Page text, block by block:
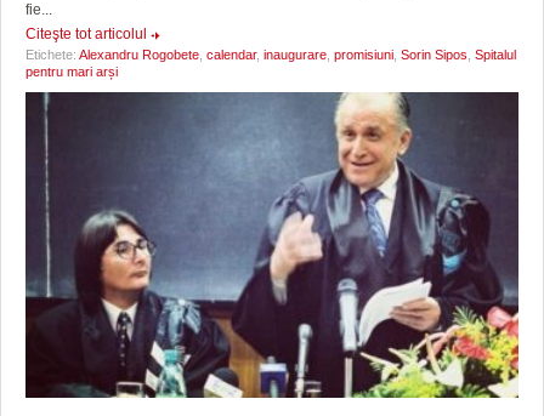
fie...
Citeşte tot articolul
Etichete: Alexandru Rogobete calendar, inaugurare promisiuni Sorin Sipos Spitalul
pentru mari arși